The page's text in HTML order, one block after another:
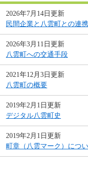
2026年7月14日更新
民間企業と八雲町との連
2026年3月11日更新
八雲町への交通手段
2021年12月3日更新
八雲町の概要
2019年2月1日更新
デジタル八雲町史
2019年2月1日更新
町章（八雲マーク）につ